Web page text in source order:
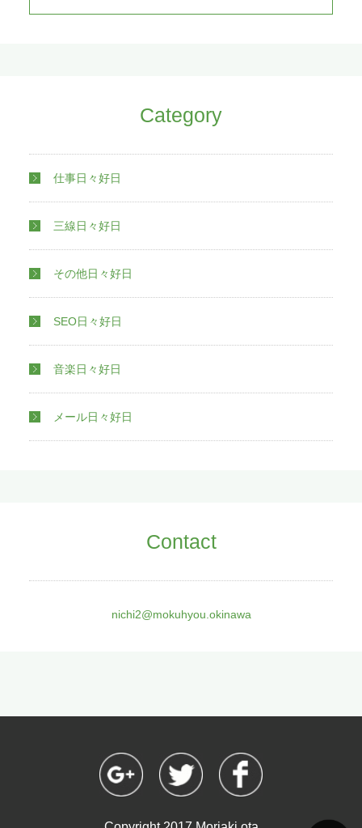
Category
仕事日々好日
三線日々好日
その他日々好日
SEO日々好日
音楽日々好日
メール日々好日
Contact
nichi2@mokuhyou.okinawa